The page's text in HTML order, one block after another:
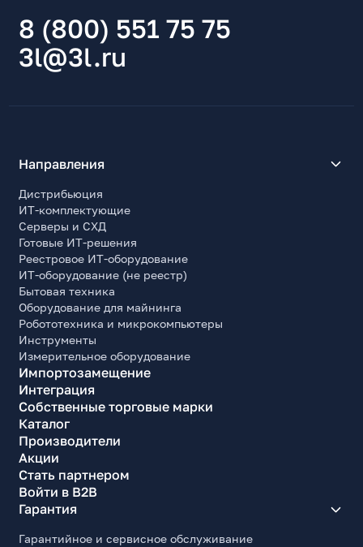
8 (800) 551 75 75
3l@3l.ru
Направления
Дистрибьюция
ИТ-комплектующие
Серверы и СХД
Готовые ИТ-решения
Реестровое ИТ-оборудование
ИТ-оборудование (не реестр)
Бытовая техника
Оборудование для майнинга
Робототехника и микрокомпьютеры
Инструменты
Измерительное оборудование
Импортозамещение
Интеграция
Собственные торговые марки
Каталог
Производители
Акции
Стать партнером
Войти в B2B
Гарантия
Гарантийное и сервисное обслуживание